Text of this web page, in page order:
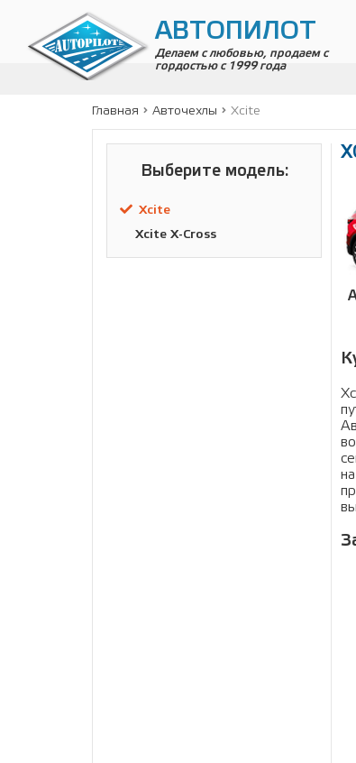
АВТОПИЛОТ
Делаем с любовью, продаем с
гордостью с 1999 года
Главная Авточехлы Xcite
Выберите модель:
Xcite
Xcite X-Cross
Адрес:
Чагинская